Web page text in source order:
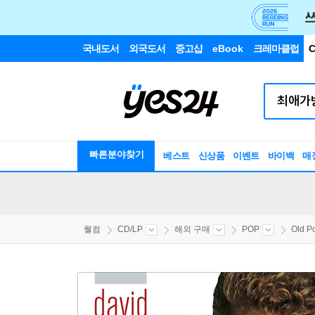
국내도서 외국도서 중고샵 eBook 크레마클럽
빠른분야찾기 베스트 신상품 이벤트 바이백 매
웰컴 CD/LP 해외 구매 POP Old